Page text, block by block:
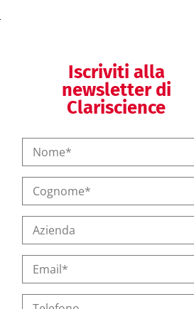
Iscriviti alla
newsletter di
Clariscience